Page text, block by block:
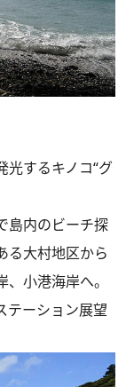
するキノコ“グ
島内のビーチ探
る大村地区から
小港海岸へ。
テーション展望